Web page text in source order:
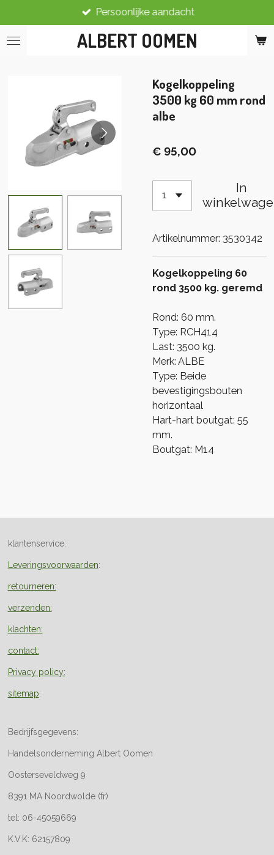
direct
naar
ALBERT OOMEN
Persoonlijke aandacht
Kogelkoppeling
3500 kg 60 mm rond
albe
€ 95,00
In
Artikelnummer: 3530342
Kogelkoppeling 60
rond 3500 kg. geremd
Rond: 60 mm.
Type: RCH414
Last: 3500 kg.
Merk: ALBE
Type: Beide
bevestigingsbouten
horizontaal
Hart-hart boutgat: 55
mm.
Boutgat: M14
klantenservice:
Leveringsvoorwaarden:
retourneren:
verzenden:
klachten:
contact:
Privacy policy:
sitemap:
Bedrijfsgegevens:
Handelsonderneming Albert Oomen
Oosterseveldweg 9
8391 MA Noordwolde (fr)
tel: 06-45059669
K.V.K: 62157809